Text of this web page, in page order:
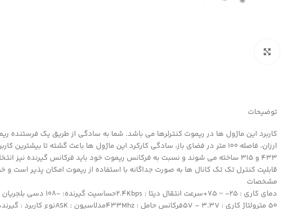
توضیحات
ارزان، فاصله 100 متر در فضای باز، سادگی کارکرد این ماژول ها باعث گشته تا
433 و 315 ساخته می شوند و نسبت به فرکانس ریموت خود باید فرکانس گیرنده
قابلیت کنترل تک تک کانال ها به صورت جداگانه با استفاده از ریموت امکان پذیر
مشخصات